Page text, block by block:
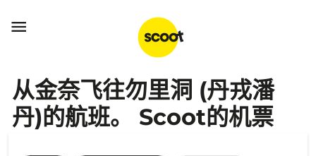

从金奈飞往勿里洞 (丹戎潘
丹)的航班。 Scoot的机票